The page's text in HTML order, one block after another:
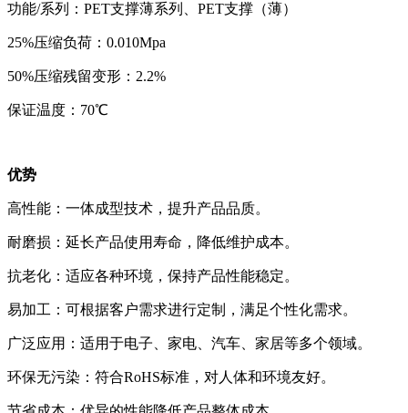
功能/系列：PET支撑薄系列、PET支撑（薄）
25%压缩负荷：0.010Mpa
50%压缩残留变形：2.2%
保证温度：70℃
优势
高性能：一体成型技术，提升产品品质。
耐磨损：延长产品使用寿命，降低维护成本。
抗老化：适应各种环境，保持产品性能稳定。
易加工：可根据客户需求进行定制，满足个性化需求。
广泛应用：适用于电子、家电、汽车、家居等多个领域。
环保无污染：符合RoHS标准，对人体和环境友好。